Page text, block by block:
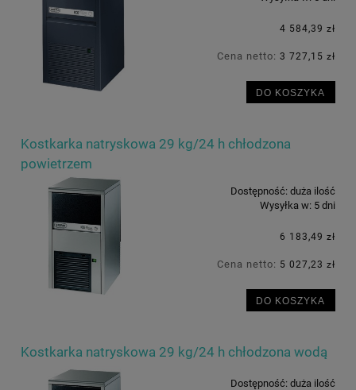
4 584,39 zł
Cena netto: 3 727,15 zł
DO KOSZYKA
Kostkarka natryskowa 29 kg/24 h chłodzona
powietrzem
Dostępność: duża ilość
Wysyłka w: 5 dni
6 183,49 zł
Cena netto: 5 027,23 zł
DO KOSZYKA
Kostkarka natryskowa 29 kg/24 h chłodzona wodą
Dostępność: duża ilość